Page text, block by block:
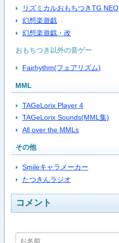
リズミカルおもちつきTG NEO
幻想楽遊戯
幻想楽遊戯・改
おもちつき以外の音ゲー
Fairhythm(フェアリズム)
MML
TAGeLorix Player 4
TAGeLorix Sounds(MML集)
All over the MMLs
その他
Smileキャラメーカー
たつきんラジオ
コメント